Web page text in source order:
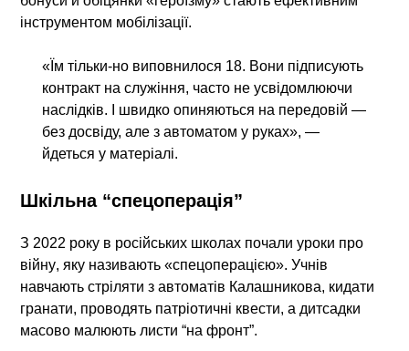
інструментом мобілізації.
«Їм тільки-но виповнилося 18. Вони підписують
контракт на служіння, часто не усвідомлюючи
наслідків. І швидко опиняються на передовій —
без досвіду, але з автоматом у руках», —
йдеться у матеріалі.
Шкільна “спецоперація”
З 2022 року в російських школах почалиуроки про
війну, яку називають «спецоперацією». Учнів
навчають стріляти з автоматів Калашникова, кидати
гранати, проводять патріотичні квести, а дитсадки
масово малюють листи “на фронт”.